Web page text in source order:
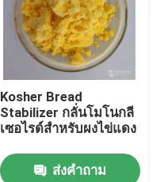
Kosher Bread
Stabilizer กลั่นโมโนกลี
เซอไรด์สำหรับผงไข่แดง
ส่งคำถาม